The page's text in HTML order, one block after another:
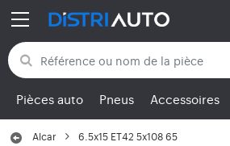
Retour aux catégories
Pièces auto Pneus Accessoires
Alcar 6.5x15 ET42 5x108 65